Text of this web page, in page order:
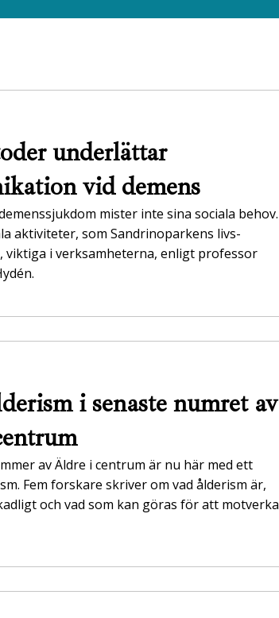
underlättar
vid demens
mister inte sina sociala behov.
aktiviteter, som Sandrinoparkens livs­
viktiga i verksamheterna,­ enligt professor
i senaste numret av
av Äldre i centrum är nu här med ett
Fem forskare skriver om vad ålderism är,
och vad som kan göras för att motverka